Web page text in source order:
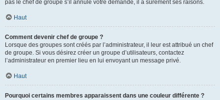
pas le chef de groupe s’il annule votre demande, il a sûrement ses raisons.
Haut
Comment devenir chef de groupe ?
Lorsque des groupes sont créés par l’administrateur, il leur est attribué un chef
de groupe. Si vous désirez créer un groupe d’utilisateurs, contactez
l’administrateur en premier lieu en lui envoyant un message privé.
Haut
Pourquoi certains membres apparaissent dans une couleur différente ?